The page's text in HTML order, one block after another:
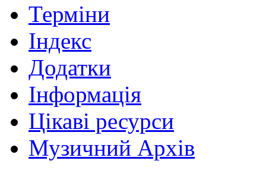
Терміни
Індекс
Додатки
Інформація
Цікаві ресурси
Музичний Архів